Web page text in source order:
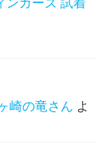
ンガーズ 試着
崎の竜さん よ